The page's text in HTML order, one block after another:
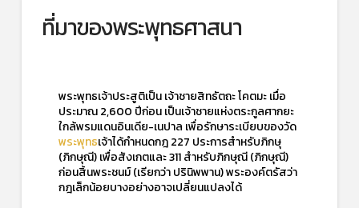
ที่มาของพระพุทธศาสนา
พระพุทธเจ้าประสูติเป็น เจ้าชายสิทธัตถะ โคตมะ เมื่อ
ประมาณ 2,600 ปีก่อน เป็นเจ้าชายแห่งตระกูลศากยะ
ใกล้พรมแดนอินเดีย-เนปาล เพื่อรักษาระเบียบของวัด
พระพุทธเจ้าได้กำหนดกฎ 227 ประการสำหรับภิกษุ
(ภิกษุณี) เพื่อสังเกตและ 311 สำหรับภิกษุณี (ภิกษุณี)
ก่อนสิ้นพระชนม์ (เรียกว่า ปรินิพพาน) พระองค์ตรัสว่า
กฎเล็กน้อยบางอย่างอาจเปลี่ยนแปลงได้